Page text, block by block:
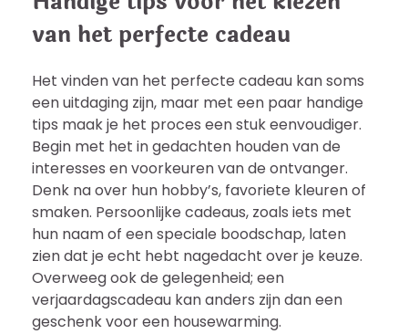
van het perfecte cadeau
Het vinden van het perfecte cadeau kan soms
een uitdaging zijn, maar met een paar handige
tips maak je het proces een stuk eenvoudiger.
Begin met het in gedachten houden van de
interesses en voorkeuren van de ontvanger.
Denk na over hun hobby’s, favoriete kleuren of
smaken. Persoonlijke cadeaus, zoals iets met
hun naam of een speciale boodschap, laten
zien dat je echt hebt nagedacht over je keuze.
Overweeg ook de gelegenheid; een
verjaardagscadeau kan anders zijn dan een
geschenk voor een housewarming.